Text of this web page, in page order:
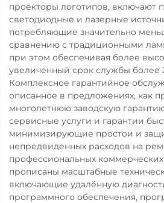
проекторы логотипов, включают
светодиодные и лазерные
потребляющие значительно
сравнению с традиционными
при этом обеспечивая более
увеличенный срок службы более
Комплексное гарантийное
описанное в предложениях, как
многолетнюю заводскую
сервисные услуги и гарантии
минимизирующие простои и
непредвиденных расходов на
профессиональных
прописаны масштабные
включающие удалённую
программного обеспечения,